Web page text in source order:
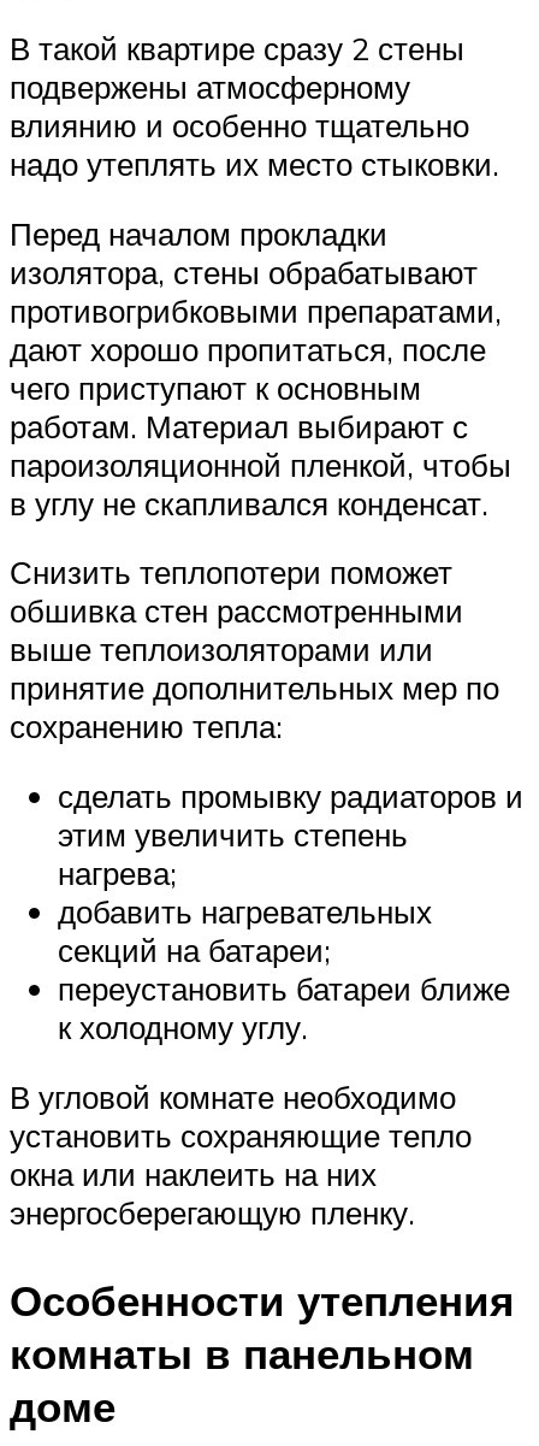
В такой квартире сразу 2 стены
подвержены атмосферному
влиянию и особенно тщательно
надо утеплять их место стыковки.
Перед началом прокладки
изолятора, стены обрабатывают
противогрибковыми препаратами,
дают хорошо пропитаться, после
чего приступают к основным
работам. Материал выбирают с
пароизоляционной пленкой, чтобы
в углу не скапливался конденсат.
Снизить теплопотери поможет
обшивка стен рассмотренными
выше теплоизоляторами или
принятие дополнительных мер по
сохранению тепла:
сделать промывку радиаторов и
этим увеличить степень
нагрева;
добавить нагревательных
секций на батареи;
переустановить батареи ближе
к холодному углу.
В угловой комнате необходимо
установить сохраняющие тепло
окна или наклеить на них
энергосберегающую пленку.
Особенности утепления
комнаты в панельном
доме